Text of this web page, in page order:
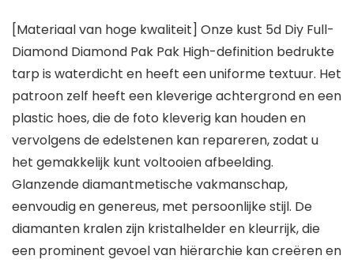
[Materiaal van hoge kwaliteit] Onze kust 5d Diy Full-
Diamond Diamond Pak Pak High-definition bedrukte
tarp is waterdicht en heeft een uniforme textuur. Het
patroon zelf heeft een kleverige achtergrond en een
plastic hoes, die de foto kleverig kan houden en
vervolgens de edelstenen kan repareren, zodat u
het gemakkelijk kunt voltooien afbeelding.
Glanzende diamantmetische vakmanschap,
eenvoudig en genereus, met persoonlijke stijl. De
diamanten kralen zijn kristalhelder en kleurrijk, die
een prominent gevoel van hiërarchie kan creëren en